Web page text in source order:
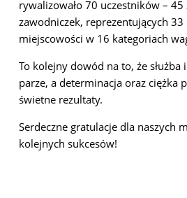
rywalizowało 70 uczestników –
zawodniczek, reprezentujących 33
miejscowości w 16 kategoriach
To kolejny dowód na to, że służba
parze, a determinacja oraz ciężka
świetne rezultaty.
Serdeczne gratulacje dla naszych
kolejnych sukcesów!